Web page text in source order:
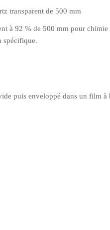
transparent de 500 mm
à 92 % de 500 mm pour chimie
spécifique.
puis enveloppé dans un film à